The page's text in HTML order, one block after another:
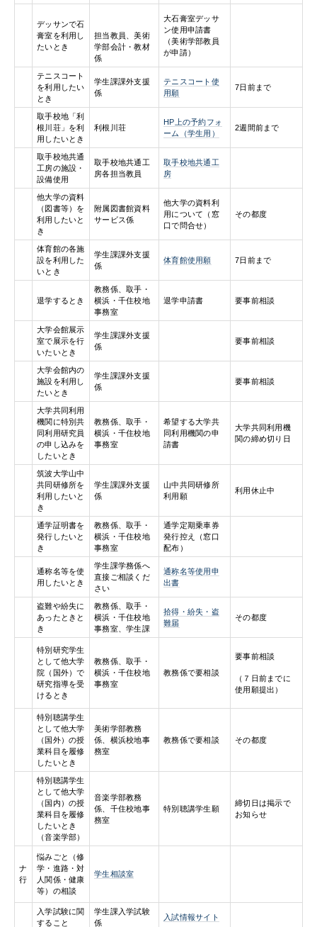
デッサンで石
膏室を利用し
たいとき
担当教員、美術
学部会計・教材
係
大石膏室デッサ
ン使用申請書
（美術学部教員
が申請）
テニスコート
を利用したい
とき
学生課課外支援
係
テニスコート使
用願
7日前まで
取手校地「利
根川荘」を利
用したいとき
利根川荘
HP上の予約フォ
ーム（学生用）
2週間前まで
取手校地共通
工房の施設・
設備使用
取手校地共通工
房各担当教員
取手校地共通工
房
他大学の資料
（図書等）を
利用したいと
き
附属図書館資料
サービス係
他大学の資料利
用について（窓
口で問合せ）
その都度
体育館の各施
設を利用した
いとき
学生課課外支援
係
体育館使用願 7日前まで
退学するとき
教務係、取手・
横浜・千住校地
事務室
退学申請書 要事前相談
大学会館展示
室で展示を行
いたいとき
学生課課外支援
係
要事前相談
大学会館内の
施設を利用し
たいとき
学生課課外支援
係
要事前相談
大学共同利用
機関に特別共
同利用研究員
の申し込みを
したいとき
教務係、取手・
横浜・千住校地
事務室
希望する大学共
同利用機関の申
請書
大学共同利用機
関の締め切り日
筑波大学山中
共同研修所を
利用したいと
き
学生課課外支援
係
山中共同研修所
利用願
利用休止中
通学証明書を
発行したいと
き
教務係、取手・
横浜・千住校地
事務室
通学定期乗車券
発行控え（窓口
配布）
通称名等を使
用したいとき
学生課学務係へ
直接ご相談くだ
さい
通称名等使用申
出書
盗難や紛失に
あったときと
き
教務係、取手・
横浜・千住校地
事務室、学生課
拾得・紛失・盗
難届
その都度
特別研究学生
として他大学
院（国外）で
研究指導を受
けるとき
教務係、取手・
横浜・千住校地
事務室
教務係で要相談
要事前相談
（７日前までに
使用願提出）
特別聴講学生
として他大学
（国外）の授
業科目を履修
したいとき
美術学部教務
係、横浜校地事
務室
教務係で要相談 その都度
特別聴講学生
として他大学
（国内）の授
業科目を履修
したいとき
（音楽学部）
音楽学部教務
係、千住校地事
務室
特別聴講学生願
締切日は掲示で
お知らせ
ナ
行
悩みごと（修
学・進路・対
人関係・健康
等）の相談
学生相談室
入学試験に関
すること
学生課入学試験
係
入試情報サイト